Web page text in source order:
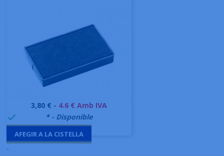
Preu
3,80 € - 4.6 € Amb IVA
 * - Disponible
AFEGIR A LA CISTELLA
-